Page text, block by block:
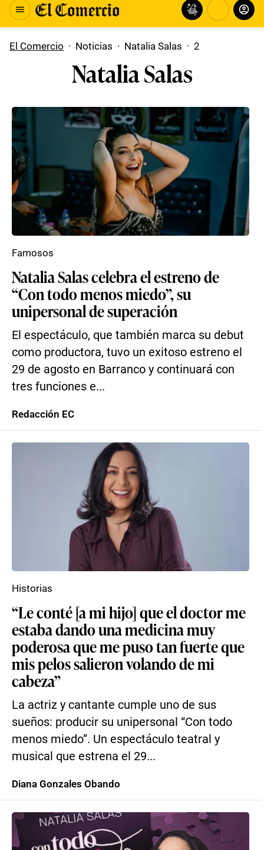
El Comercio · Noticias · Natalia Salas · 2
Natalia Salas
Natalia Salas celebra el estreno de
“Con todo menos miedo”, su
unipersonal de superación
El espectáculo, que también marca su debut
como productora, tuvo un exitoso estreno el
29 de agosto en Barranco y continuará con
tres funciones e...
Famosos
Redacción EC
“Le conté [a mi hijo] que el doctor me
estaba dando una medicina muy
poderosa que me puso tan fuerte que
mis pelos salieron volando de mi
cabeza”
La actriz y cantante cumple uno de sus
sueños: producir su unipersonal “Con todo
menos miedo”. Un espectáculo teatral y
musical que estrena el 29...
Historias
Diana Gonzales Obando